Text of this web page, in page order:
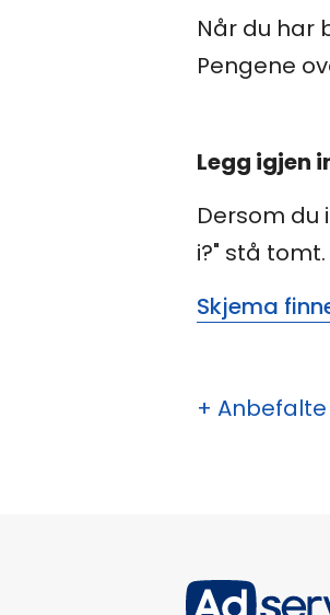
Når du har
Pengene
Legg igjen
Dersom du
i?" stå tomt.
Skjema
+